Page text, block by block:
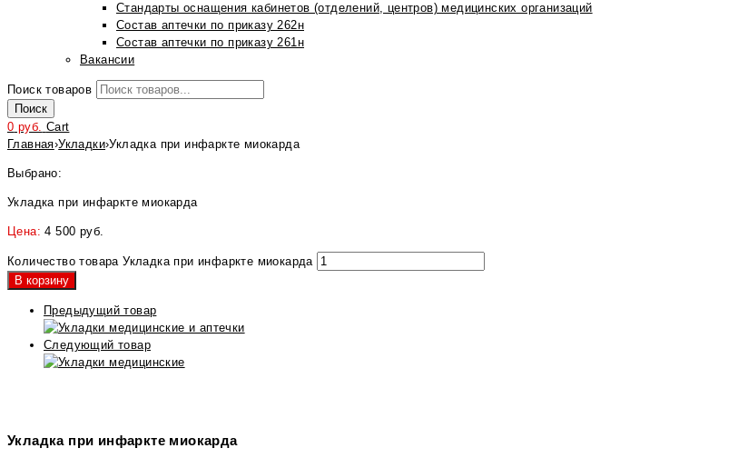
Стандарты оснащения кабинетов (отделений, центров) медицинских организаций
Состав аптечки по приказу 262н
Состав аптечки по приказу 261н
Вакансии
Поиск товаров
Поиск
0 руб. Cart
Главная›Укладки›Укладка при инфаркте миокарда
Выбрано:
Укладка при инфаркте миокарда
Цена:4 500 руб.
Количество товара Укладка при инфаркте миокарда
В корзину
Предыдущий товар
Следующий товар
Укладка при инфаркте миокарда